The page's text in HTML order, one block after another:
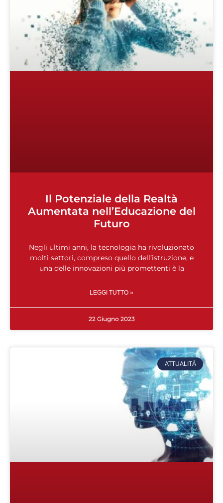
Il Potenziale della Realtà
Aumentata nell’Educazione del
Futuro
Negli ultimi anni, la tecnologia ha rivoluzionato
molti settori, compreso quello dell’istruzione, e
una delle innovazioni più promettenti è la
LEGGI TUTTO »
22 Giugno 2023
ATTUALITÀ